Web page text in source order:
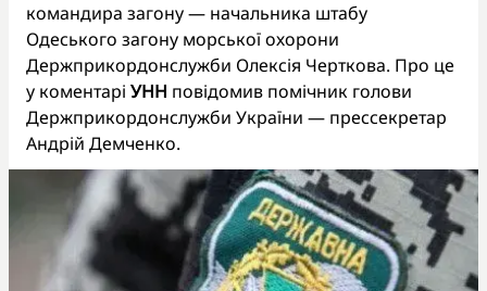
командира загону — начальника штабу
Одеського загону морської охорони
Держприкордонслужби Олексія Черткова. Про це
у коментарі УНН повідомив помічник голови
Держприкордонслужби України — прессекретар
Андрій Демченко.